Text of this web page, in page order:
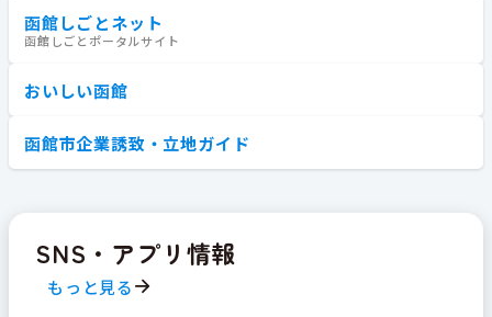
函館しごとネット
函館しごとポータルサイト
おいしい函館
函館市企業誘致・立地ガイド
SNS・アプリ情報
もっと見る